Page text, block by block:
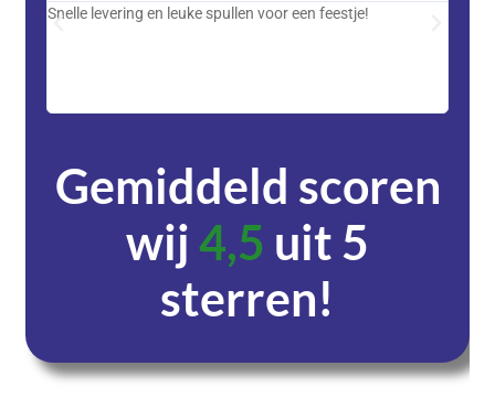
Snelle levering en leuke spullen voor een feestje!
Gemiddeld scoren
wij4,5 uit 5
sterren!